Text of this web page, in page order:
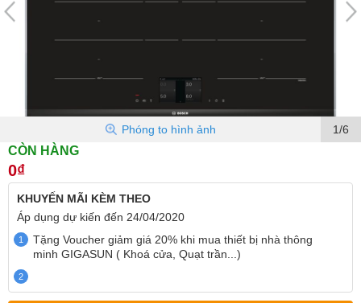
1/6
Phóng to hình ảnh
CÒN HÀNG
0₫
KHUYẾN MÃI KÈM THEO
Áp dụng dự kiến đến 24/04/2020
1
Tặng Voucher giảm giá 20% khi mua thiết bị nhà thông
minh GIGASUN ( Khoá cửa, Quạt trần...)
2